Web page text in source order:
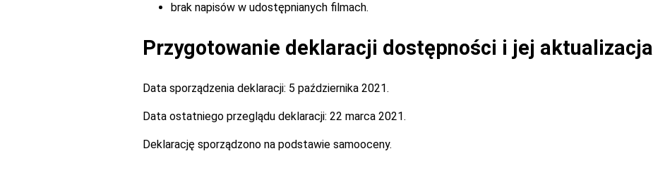
brak napisów w udostępnianych filmach.
Przygotowanie deklaracji dostępności i jej aktualizacja
Data sporządzenia deklaracji: 5 października 2021.
Data ostatniego przeglądu deklaracji: 22 marca 2021.
Deklarację sporządzono na podstawie samooceny.